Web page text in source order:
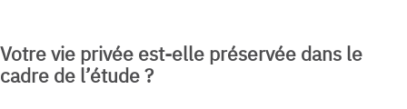
Votre vie privée est-elle préservée dans le
cadre de l’étude ?